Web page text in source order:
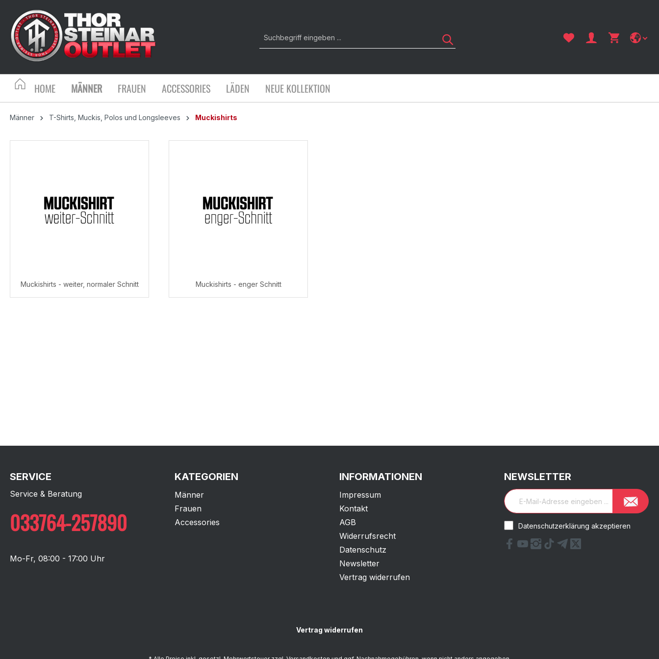
HOME MÄNNER FRAUEN ACCESSORIES LÄDEN NEUE KOLLEKTION
Männer T-Shirts, Muckis, Polos und Longsleeves Muckishirts
Muckishirts - weiter, normaler Schnitt Muckishirts - enger Schnitt
SERVICE
Service & Beratung
033764-257890
Mo-Fr, 08:00 - 17:00 Uhr
KATEGORIEN
Männer
Frauen
Accessories
INFORMATIONEN
Impressum
Kontakt
AGB
Widerrufsrecht
Datenschutz
Newsletter
Vertrag widerrufen
NEWSLETTER
Datenschutzerklärung akzeptieren
Vertrag widerrufen